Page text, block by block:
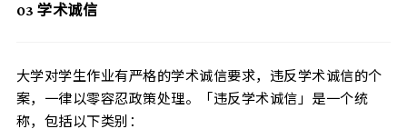
03学术诚信
大学对学生作业有严格的学术诚信要求，违反学术诚信的个
案，一律以零容忍政策处理。「违反学术诚信」是一个统
称，包括以下类别：